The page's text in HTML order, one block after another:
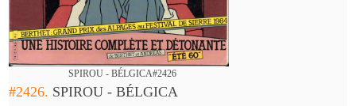
SPIROU - BÉLGICA#2426
#2426. SPIROU - BÉLGICA